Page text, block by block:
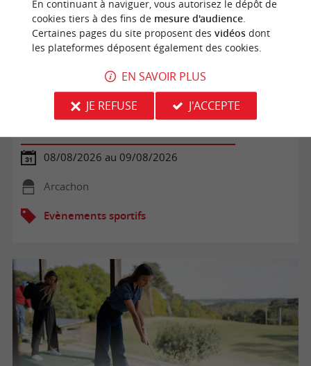
08/08/2026 au 09/08/2026
Arcachon
Evènements sportifs
En continuant à naviguer, vous autorisez le dépôt de
cookies tiers à des fins de mesure d'audience.
Certaines pages du site proposent des vidéosdont
les plateformes déposent également des cookies.
EN SAVOIR PLUS
JE REFUSE
J'ACCEPTE